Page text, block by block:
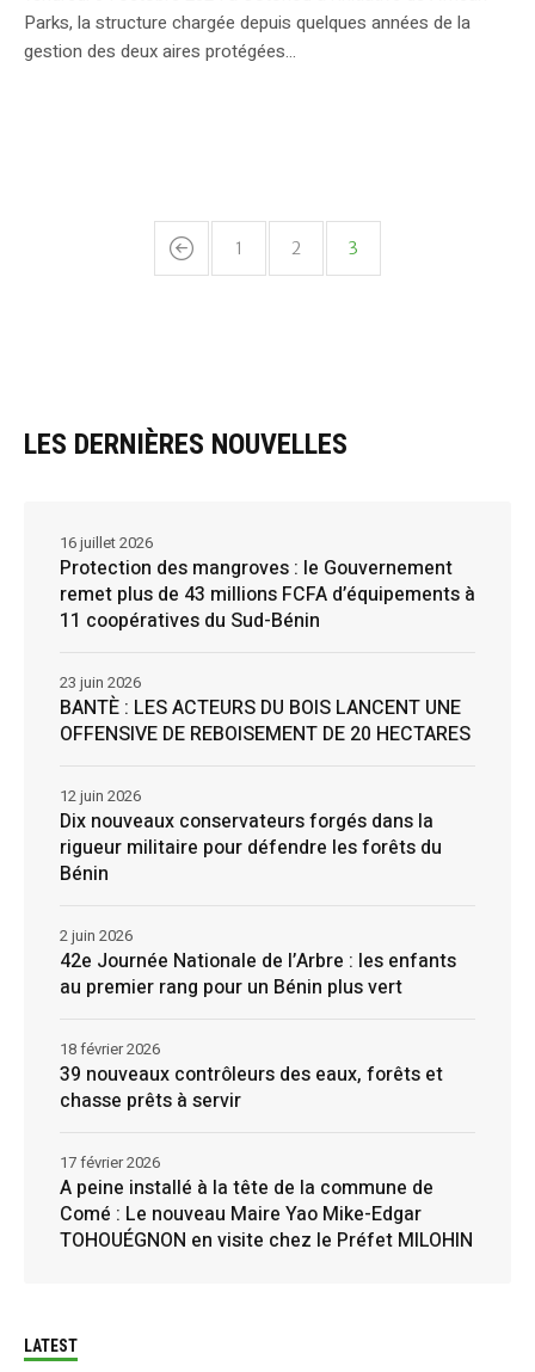
Parks, la structure chargée depuis quelques années de la
gestion des deux aires protégées...
1 2 3
LES DERNIÈRES NOUVELLES
Protection des mangroves : le Gouvernement
remet plus de 43 millions FCFA d’équipements à
11 coopératives du Sud-Bénin
16 juillet 2026
BANTÈ : LES ACTEURS DU BOIS LANCENT UNE
OFFENSIVE DE REBOISEMENT DE 20 HECTARES
23 juin 2026
Dix nouveaux conservateurs forgés dans la
rigueur militaire pour défendre les forêts du
Bénin
12 juin 2026
42e Journée Nationale de l’Arbre : les enfants
au premier rang pour un Bénin plus vert
2 juin 2026
39 nouveaux contrôleurs des eaux, forêts et
chasse prêts à servir
18 février 2026
A peine installé à la tête de la commune de
Comé : Le nouveau Maire Yao Mike-Edgar
TOHOUÉGNON en visite chez le Préfet MILOHIN
17 février 2026
LATEST